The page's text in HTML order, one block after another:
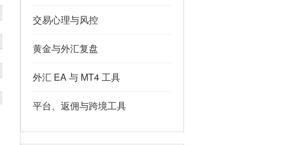
交易心理与风控
黄金与外汇复盘
外汇 EA 与 MT4 工具
平台、返佣与跨境工具